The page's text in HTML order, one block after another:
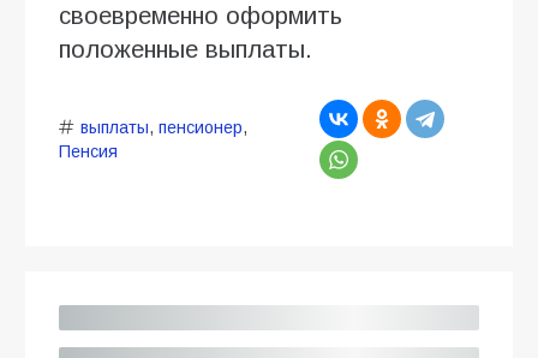
своевременно оформить
положенные выплаты.
выплаты, пенсионер,
Пенсия